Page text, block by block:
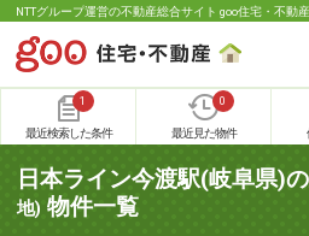
NTTグループ運営の不動産総合サイト goo住宅・不動産
1
最近検索した条件
0
最近見た物件
日本ライン今渡駅(岐阜県)
地) 物件一覧